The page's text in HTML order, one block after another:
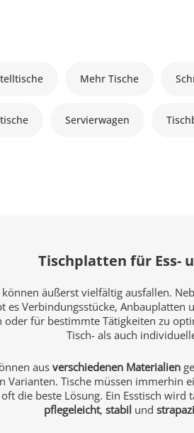
Mehr Tische
Servierwagen
Tischplatten für Ess-
äußerst vielfältig ausfallen.
es Verbindungsstücke, Anbauplatten
oder für bestimmte Tätigkeiten zu
Tisch- als auch
ausverschiedenen Materialien
Varianten. Tische müssen immerhin
die beste Lösung. Ein Esstisch
pflegeleicht, stabilund